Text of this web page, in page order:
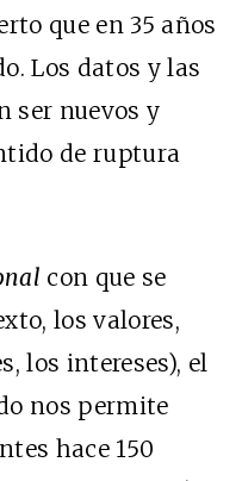
que en 35 años
Los datos y las
ser nuevos y
de ruptura
con que se
los valores,
los intereses), el
nos permite
hace 150